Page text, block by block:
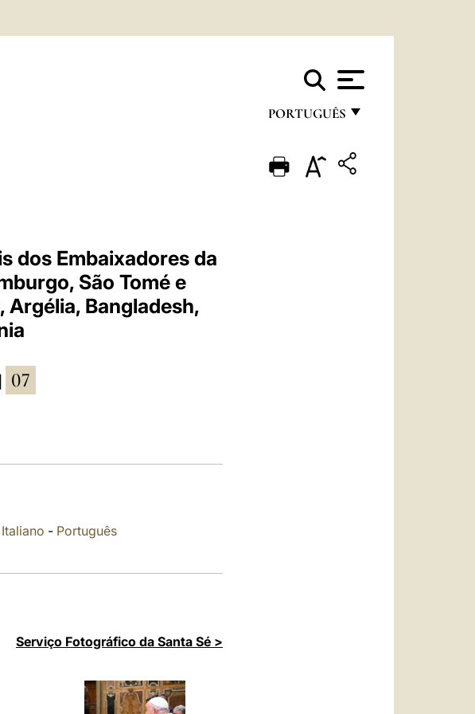
PORTUGUÊS
ENGLISH
dos Embaixadores da
São Tomé e
Argélia, Bangladesh,
07
Italiano - Português
Serviço Fotográfico da Santa Sé >